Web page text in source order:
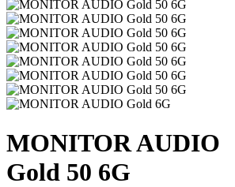
MONITOR AUDIO
Gold 50 6G